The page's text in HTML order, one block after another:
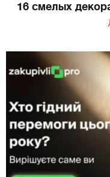
16 смелых